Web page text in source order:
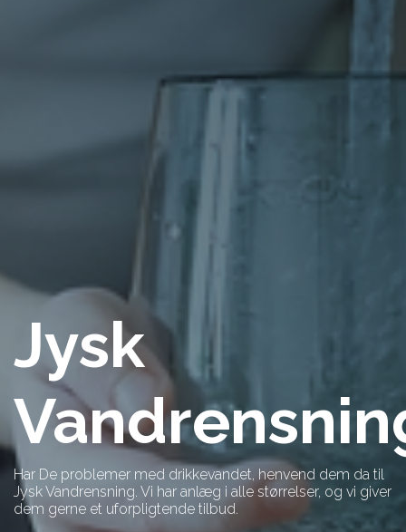
Jysk
Har De problemer med drikkevandet, henvend dem da til
Jysk Vandrensning. Vi har anlæg i alle størrelser, og vi giver
dem gerne et uforpligtende tilbud.